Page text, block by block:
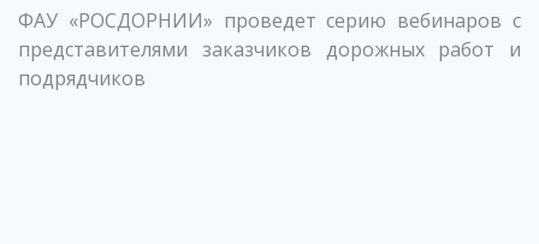
ФАУ «РОСДОРНИИ» проведет серию вебинаров с
представителями заказчиков дорожных работ и
подрядчиков